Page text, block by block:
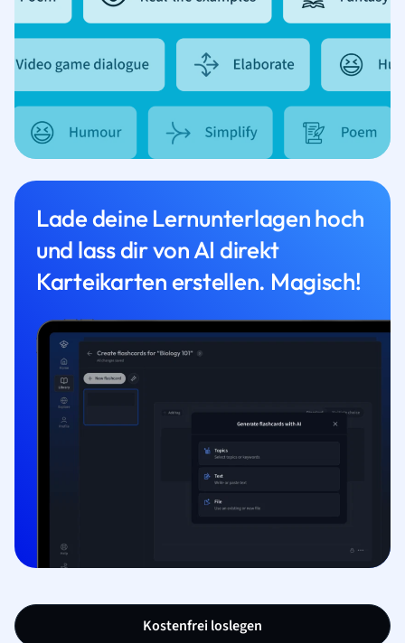
Lade deine Lernunterlagen hoch
und lass dir von AI direkt
Karteikarten erstellen. Magisch!
Kostenfrei loslegen